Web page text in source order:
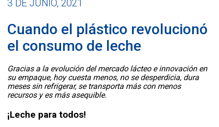
3 DE JUNIO, 2021
Cuando el plástico revolucionó
el consumo de leche
Gracias a la evolución del mercado lácteo e innovación en
su empaque, hoy cuesta menos, no se desperdicia, dura
meses sin refrigerar, se transporta más con menos
recursos y es más asequible.
¡Leche para todos!